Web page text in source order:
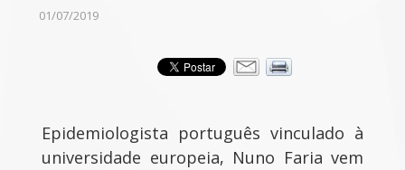
01/07/2019
Epidemiologista português vinculado à
universidade europeia, Nuno Faria vem